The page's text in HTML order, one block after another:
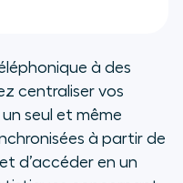
à des
centraliser vos
seul et même
à partir de
d’accéder en un